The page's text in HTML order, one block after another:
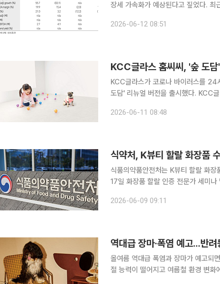
장세 가속화가 예상된다고 짚었다. 최근 고객사 주가 약세 및 AI 인프라 투자 열풍 소강 우려로 하락
다. 목표주가와 투자의견은 별도로 제
2026-06-12 08:51
KCC글라스 홈씨씨, '숲 도
KCC글라스가 코로나 바이러스를
도담' 리뉴얼 버전을 출시했다. KCC글라스의 인테리어 전문 브랜드 홈씨씨는 어린이와 반려동물이
일 밝혔다. 이번 리뉴얼에선 '바이
2026-06-11 08:48
식약처, K뷰티 할랄 화장품
식품의약품안전처는 K뷰티 할랄 화
17일 화장품 할랄 인증 전문가 세미나 및 직무
장세를 이어가려면 기존 시장을 넘어
2026-06-09 09:11
역대급 장마·폭염 예고...반려
올여름 역대급 폭염과 장마가 예고되
절 능력이 떨어지고 여름철 환경 변